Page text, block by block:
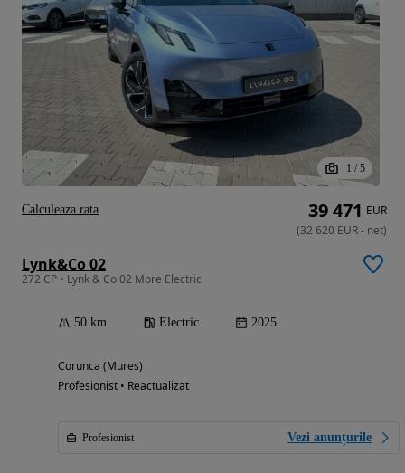
1 / 5
Lynk&Co 02
272 CP • Lynk & Co 02 More Electric
50 km Electric 2025
Corunca (Mures)
Profesionist • Reactualizat
Profesionist Vezi anunțurile
39 471 EUR
(32 620 EUR- net)
Calculeaza rata